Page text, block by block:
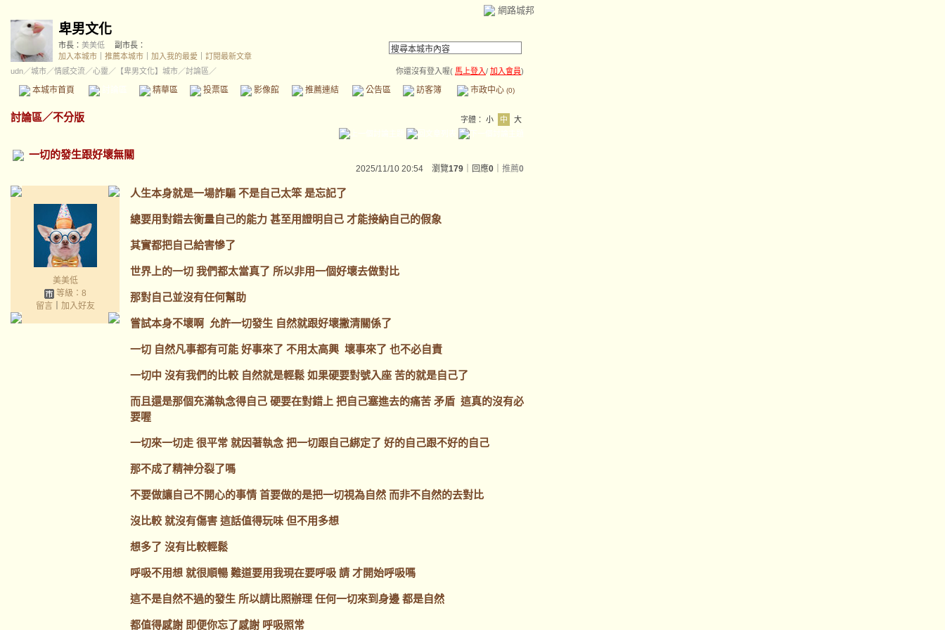
網路城邦
卑男文化
市長： 美美低
副市長：
加入本城市
推薦本城市 加入我的最愛
訂閱最新文章
udn／城市／情感交流／心靈 ／ 【卑男文化】城市／討論區／ 你還沒有登入喔( 馬上登入/ 加入會員)
本城市首頁 精華區 投票區 影像館 推薦連結 公告區 訪客簿 市政中心 (0)
討論區／不分版 字體： 小 中 大
一切的發生跟好壞無關
2025/11/10 20:54 瀏覽179 ｜回應0 推薦0
美美低
等級：8
留言｜ 加入好友
人生本身就是一場詐騙 不是自己太笨 是忘記了
總要用對錯去衡量自己的能力 甚至用證明自己 才能接納自己的假象
其實都把自己給害慘了
世界上的一切 我們都太當真了 所以非用一個好壞去做對比
那對自己並沒有任何幫助
嘗試本身不壞啊 允許一切發生 自然就跟好壞撇清關係了
一切 自然凡事都有可能 好事來了 不用太高興 壞事來了 也不必自責
一切中 沒有我們的比較 自然就是輕鬆 如果硬要對號入座 苦的就是自己了
而且還是那個充滿執念得自己 硬要在對錯上 把自己塞進去的痛苦 矛盾 這真的沒有必
要喔
一切來一切走 很平常 就因著執念 把一切跟自己綁定了 好的自己跟不好的自己
那不成了精神分裂了嗎
不要做讓自己不開心的事情 首要做的是把一切視為自然 而非不自然的去對比
沒比較 就沒有傷害 這話值得玩味 但不用多想
想多了 沒有比較輕鬆
呼吸不用想 就很順暢 難道要用我現在要呼吸 請 才開始呼吸嗎
這不是自然不過的發生 所以請比照辦理 任何一切來到身邊 都是自然
都值得感謝 即便你忘了感謝 呼吸照常